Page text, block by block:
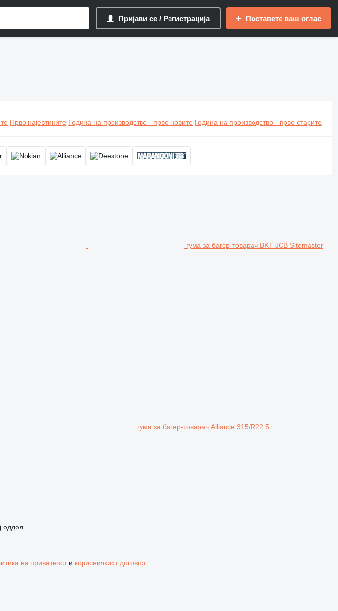
Пријави се / Регистрација Поставете ваш оглас
Прво најевтините Година на производство - прво новите Година на производство - прво старите
гума за багер-товарач BKT JCB Sitemaster
гума за багер-товарач Alliance 315/R22.5
оддел
на приватности корисничкиот договор.